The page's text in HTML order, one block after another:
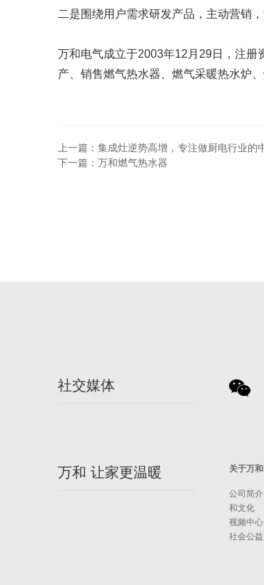
二是围绕用户需求研发产品，主动营销
万和电气成立于2003年12月29日，注册
产、销售燃气热水器、燃气采暖热水炉
上一篇：集成灶逆势高增，专注做厨电行业的
下一篇：万和燃气热水器
社交媒体
万和 让家更温暖 关于万和
公司简介
和文化
视频中心
社会公益